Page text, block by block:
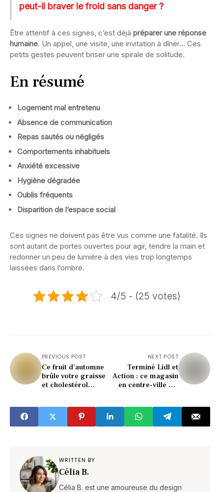
peut-il braver le froid sans danger ?
Être attentif à ces signes, c’est déjà préparer une réponse
humaine. Un appel, une visite, une invitation à dîner… Ces
petits gestes peuvent briser une spirale de solitude.
En résumé
Logement mal entretenu
Absence de communication
Repas sautés ou négligés
Comportements inhabituels
Anxiété excessive
Hygiène dégradée
Oublis fréquents
Disparition de l’espace social
Ces signes ne doivent pas être vus comme une fatalité. Ils
sont autant de portes ouvertes pour agir, tendre la main et
redonner un peu de lumière à des vies trop longtemps
laissées dans l’ombre.
4/5 - (25 votes)
PREVIOUS POST
Ce fruit d’automne
brûle votre graisse
et cholestérol
NEXT POST
Terminé Lidl et
Action : ce magasin
en centre-ville est
WRITTEN BY
Célia B.
Célia B. est une amoureuse du design